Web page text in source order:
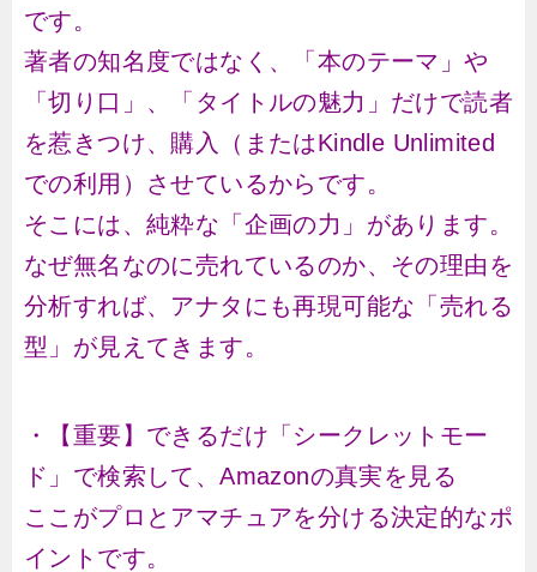
です。
著者の知名度ではなく、「本のテーマ」や
「切り口」、「タイトルの魅力」だけで読者
を惹きつけ、購入（またはKindle Unlimited
での利用）させているからです。
そこには、純粋な「企画の力」があります。
なぜ無名なのに売れているのか、その理由を
分析すれば、アナタにも再現可能な「売れる
型」が見えてきます。
・【重要】できるだけ「シークレットモー
ド」で検索して、Amazonの真実を見る
ここがプロとアマチュアを分ける決定的なポ
イントです。